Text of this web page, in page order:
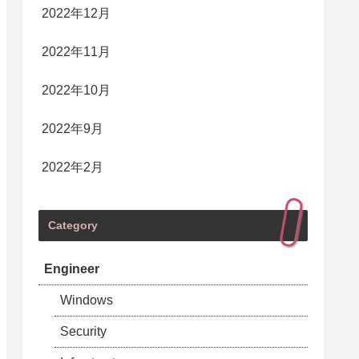
2022年12月
2022年11月
2022年10月
2022年9月
2022年2月
Category
Engineer
Windows
Security